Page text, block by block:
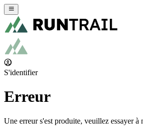
S'identifier
Erreur
Une erreur s'est produite, veuillez essayer à